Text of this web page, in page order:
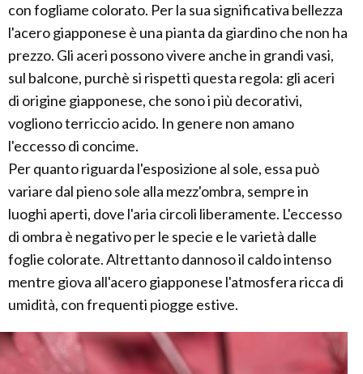
con fogliame colorato. Per la sua significativa bellezza
l'acero giapponese è una pianta da giardino che non ha
prezzo. Gli aceri possono vivere anche in grandi vasi,
sul balcone, purchè si rispetti questa regola: gli aceri
di origine giapponese, che sono i più decorativi,
vogliono terriccio acido. In genere non amano
l'eccesso di concime.
Per quanto riguarda l'esposizione al sole, essa può
variare dal pieno sole alla mezz'ombra, sempre in
luoghi aperti, dove l'aria circoli liberamente. L'eccesso
di ombra è negativo per le specie e le varietà dalle
foglie colorate. Altrettanto dannoso il caldo intenso
mentre giova all'acero giapponese l'atmosfera ricca di
umidità, con frequenti piogge estive.